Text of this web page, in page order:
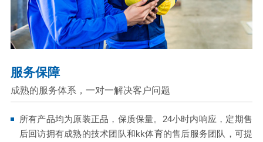
服务保障
成熟的服务体系，一对一解决客户问题
所有产品均为原装正品，保质保量。24小时内响应，定期售
后回访拥有成熟的技术团队和kk体育的售后服务团队，可提